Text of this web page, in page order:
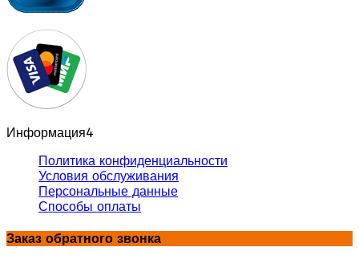
Информация4
Политика конфиденциальности
Условия обслуживания
Персональные данные
Способы оплаты
Заказ обратного звонка